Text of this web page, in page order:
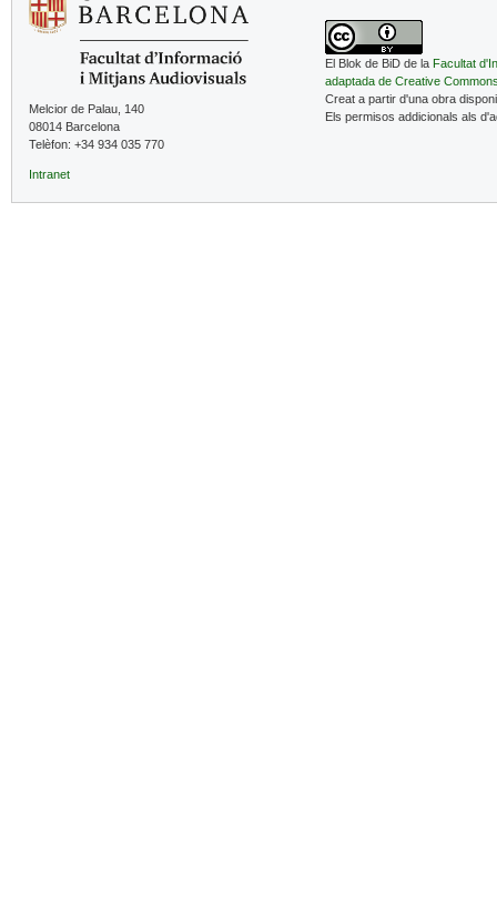
Melcior de Palau, 140
08014 Barcelona
Telèfon: +34 934 035 770
Intranet
El Blok de BiD de la Facultat
adaptada de Creative
Creat a partir d'una obra
Els permisos addicionals als